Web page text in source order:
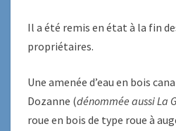
Il a été remis en état à la fin
propriétaires.
Une amenée d’eau en bois
Dozanne (dénommée aussi La
roue en bois de type roue à